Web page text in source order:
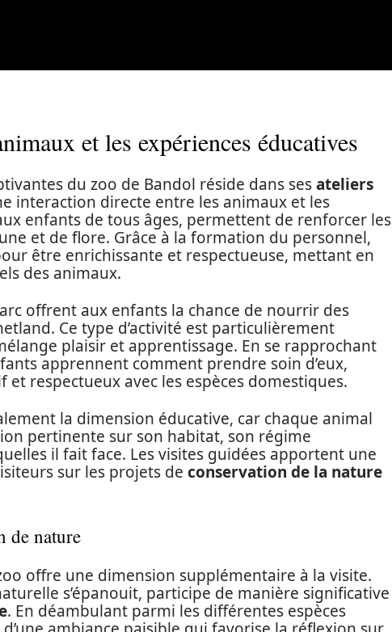
et les expériences éducatives
du zoo de Bandol réside dans sesateliers
interaction directe entre les animaux et les
enfants de tous âges, permettent de renforcer les
et de flore. Grâce à la formation du personnel,
être enrichissante et respectueuse, mettant en
des animaux.
offrent aux enfants la chance de nourrir des
Ce type d’activité est particulièrement
plaisir et apprentissage. En se rapprochant
apprennent comment prendre soin d’eux,
respectueux avec les espèces domestiques.
la dimension éducative, car chaque animal
pertinente sur son habitat, son régime
il fait face. Les visites guidées apportent une
sur les projets de conservation de la nature
de nature
offre une dimension supplémentaire à la visite.
s’épanouit, participe de manière significative
. En déambulant parmi les différentes espèces